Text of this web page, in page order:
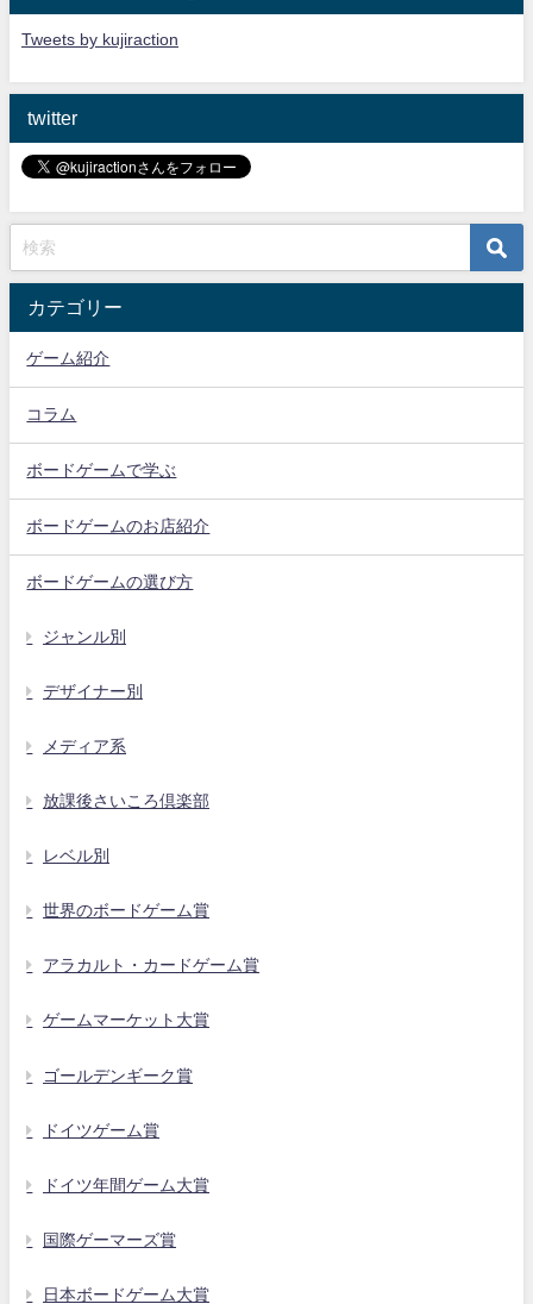
Tweets by kujiraction
twitter
カテゴリー
ゲーム紹介
コラム
ボードゲームで学ぶ
ボードゲームのお店紹介
ボードゲームの選び方
ジャンル別
デザイナー別
メディア系
放課後さいころ倶楽部
レベル別
世界のボードゲーム賞
アラカルト・カードゲーム賞
ゲームマーケット大賞
ゴールデンギーク賞
ドイツゲーム賞
ドイツ年間ゲーム大賞
国際ゲーマーズ賞
日本ボードゲーム大賞